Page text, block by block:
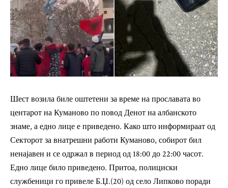
Шест возила биле оштетени за време на прославата во
центарот на Кумановопо повод Денот на албанското
знаме, а едно лице е приведено. Како што информираат од
Секторот за внатрешни работи Куманово, собирот бил
ненајавен и се одржал в период од 18:00 до 22:00 часот.
Едно лице било приведено. Притоа, полициски
службеници го привеле Б.Џ.(20) од село Липково поради